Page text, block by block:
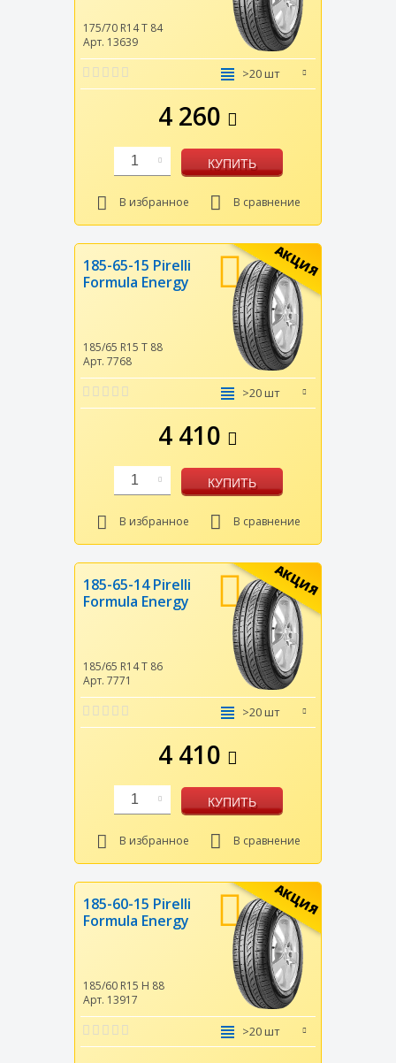
175/70 R14T 84
Арт. 13639
>20 шт
4 260
1 КУПИТЬ
В избранное В сравнение
АКЦИЯ
185-65-15 Pirelli
Formula Energy
185/65 R15 T 88
Арт. 7768
>20 шт
4 410
1 КУПИТЬ
В избранное В сравнение
АКЦИЯ
185-65-14 Pirelli
Formula Energy
185/65 R14T 86
Арт. 7771
>20 шт
4 410
1 КУПИТЬ
В избранное В сравнение
АКЦИЯ
185-60-15 Pirelli
Formula Energy
185/60 R15 H 88
Арт. 13917
>20 шт